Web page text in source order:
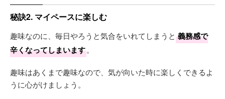
秘訣2. マイペースに楽しむ
趣味なのに、毎日やろうと気合をいれてしまうと 義務感で
辛くなってしまいます。
趣味はあくまで趣味なので、気が向いた時に楽しくできるよ
うに心がけましょう。